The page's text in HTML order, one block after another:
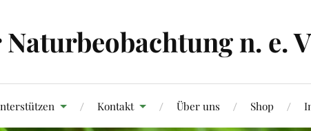
n. e.
Kontakt Über uns Shop